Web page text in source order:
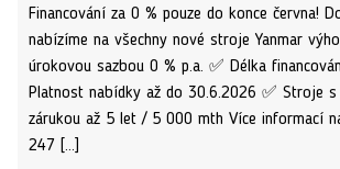
Financování za 0 % pouze do konce června!
nabízíme na všechny nové stroje Yanmar
úrokovou sazbou 0 % p.a. ✅ Délka
Platnost nabídky až do 30.6.2026 ✅ Stroje s
zárukou až 5 let / 5 000 mth Více informací
247 […]